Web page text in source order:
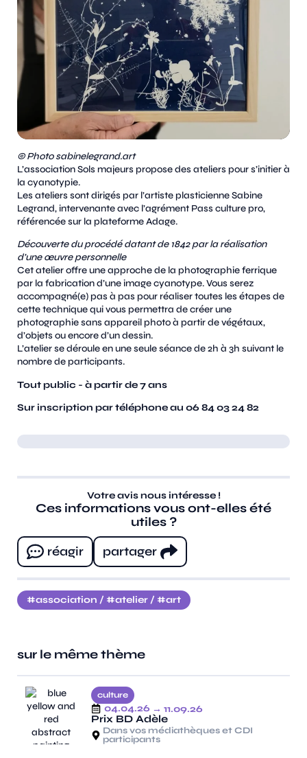
© Photo sabinelegrand.art
L’association Sols majeurs propose des ateliers pour s’initier à
la cyanotypie.
Les ateliers sont dirigés par l’artiste plasticienne Sabine
Legrand, intervenante avec l’agrément Pass culture pro,
référencée sur la plateforme Adage.
Découverte du procédé datant de 1842 par la réalisation
d’une œuvre personnelle
Cet atelier offre une approche de la photographie ferrique
par la fabrication d’une image cyanotype. Vous serez
accompagné(e) pas à pas pour réaliser toutes les étapes de
cette technique qui vous permettra de créer une
photographie sans appareil photo à partir de végétaux,
d’objets ou encore d’un dessin.
L’atelier se déroule en une seule séance de 2h à 3h suivant le
nombre de participants.
Tout public - à partir de 7 ans
Sur inscription par téléphone au 06 84 03 24 82
Votre avis nous intéresse !
Ces informations vous ont-elles été
utiles ?
réagir
partager
association / atelier / art
sur le même thème
culture
04.04.26 → 11.09.26
Prix BD Adèle
Dans vos médiathèques et CDI
participants